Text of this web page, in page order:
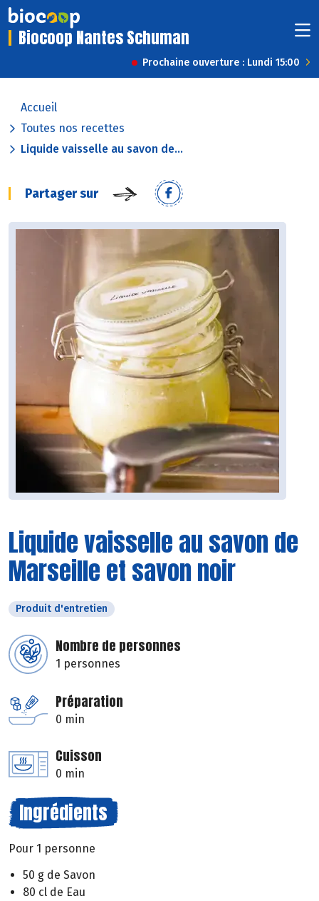
Biocoop Nantes Schuman
Prochaine ouverture : Lundi 15:00
Accueil
Toutes nos recettes
Liquide vaisselle au savon de...
Partager sur
Liquide vaisselle au savon de
Marseille et savon noir
Produit d'entretien
Nombre de personnes
1 personnes
Préparation
0 min
Cuisson
0 min
Ingrédients
Pour 1 personne
50 g de Savon
80 cl de Eau